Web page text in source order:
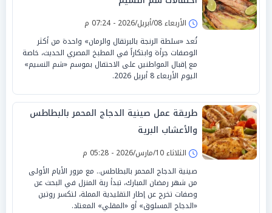
الأربعاء 08/أبريل/2026 - 07:24 م
تُعد «سلطة الرنجة بالبرتقال والرمان» واحدة من أكثر
الوصفات جرأة وابتكاراً في المطبخ المصري الحديث، خاصة
مع إقبال المواطنين على الاحتفال بموسم «شم النسيم»
اليوم الأربعاء 8 أبريل 2026.
طريقة عمل صينية الدجاج المحمر بالبطاطس
والأعشاب البرية
الثلاثاء 10/مارس/2026 - 05:28 م
صينية الدجاج المحمر بالبطاطس.. مع مرور الأيام الأولى
من شهر رمضان المبارك، تبدأ ربة المنزل في البحث عن
وصفات تخرج عن إطار التقليدية المملة، لتكسر روتين
«الدجاج المسلوق» أو «المقلي» المعتاد.